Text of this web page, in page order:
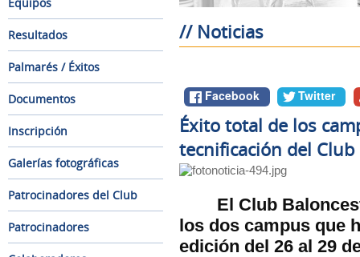
Resultados
Palmarés / Éxitos
Documentos
Inscripción
Galerías fotográficas
Patrocinadores del Club
Patrocinadores
// Noticias
Facebook Twitter
Éxito total de los
tecnificación del
El Club
los dos campus que
edición del 26 al 29